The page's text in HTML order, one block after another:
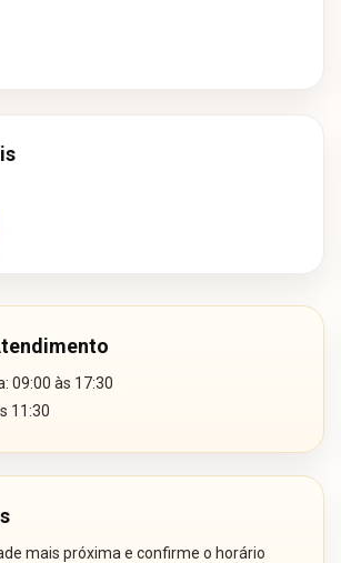
09:00 às 17:30
11:30
mais próxima e confirme o horário